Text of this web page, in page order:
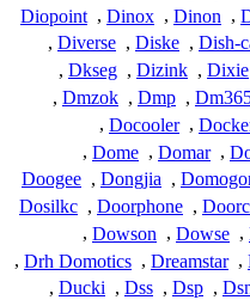
,
Dinon
,
Dinox
,
Diopoint
Dish-
,
Diske
,
Diverse
,
Dixie
,
Dizink
,
Dkseg
,
,
Dmp
,
Dmzok
,
,
Docooler
,
,
Domar
,
Dome
,
,
Dongjia
,
Doogee
,
Doorphone
,
Dosilkc
,
Dowse
,
Dowson
,
,
Dreamstar
,
Drh Domotics
,
,
Dsp
,
Dss
,
Ducki
,